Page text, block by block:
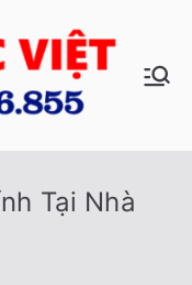
C
Tố
Sửa
Nhà
Tại Nhà